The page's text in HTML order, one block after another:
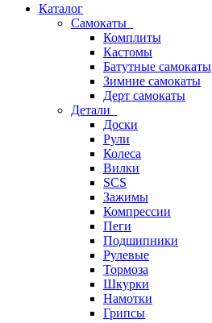
Каталог
Самокаты
Комплиты
Кастомы
Батутные самокаты
Зимние самокаты
Дерт самокаты
Детали
Доски
Рули
Колеса
Вилки
SCS
Зажимы
Компрессии
Пеги
Подшипники
Рулевые
Тормоза
Шкурки
Намотки
Грипсы